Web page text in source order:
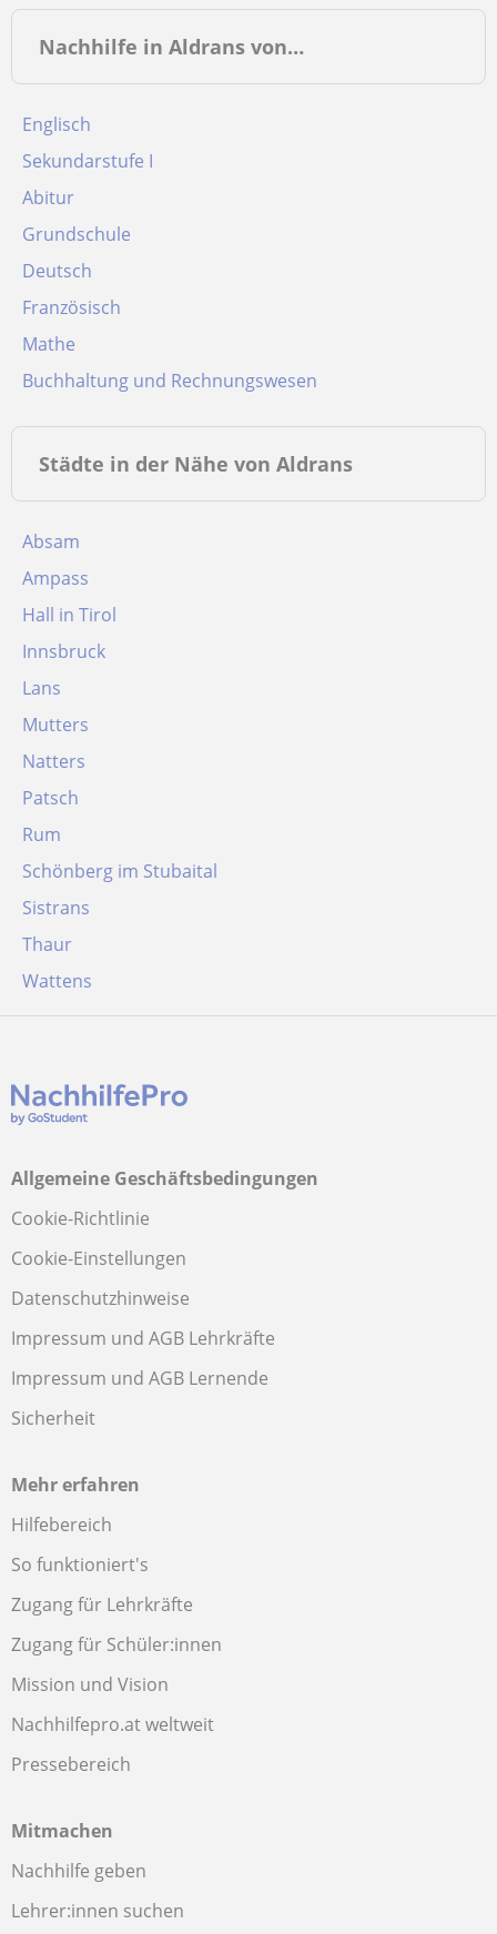
Nachhilfe in Aldrans von…
Englisch
Sekundarstufe I
Abitur
Grundschule
Deutsch
Französisch
Mathe
Buchhaltung und Rechnungswesen
Städte in der Nähe von Aldrans
Absam
Ampass
Hall in Tirol
Innsbruck
Lans
Mutters
Natters
Patsch
Rum
Schönberg im Stubaital
Sistrans
Thaur
Wattens
Allgemeine Geschäftsbedingungen
Cookie-Richtlinie
Cookie-Einstellungen
Datenschutzhinweise
Impressum und AGB Lehrkräfte
Impressum und AGB Lernende
Sicherheit
Mehr erfahren
Hilfebereich
So funktioniert's
Zugang für Lehrkräfte
Zugang für Schüler:innen
Mission und Vision
Nachhilfepro.at weltweit
Pressebereich
Mitmachen
Nachhilfe geben
Lehrer:innen suchen